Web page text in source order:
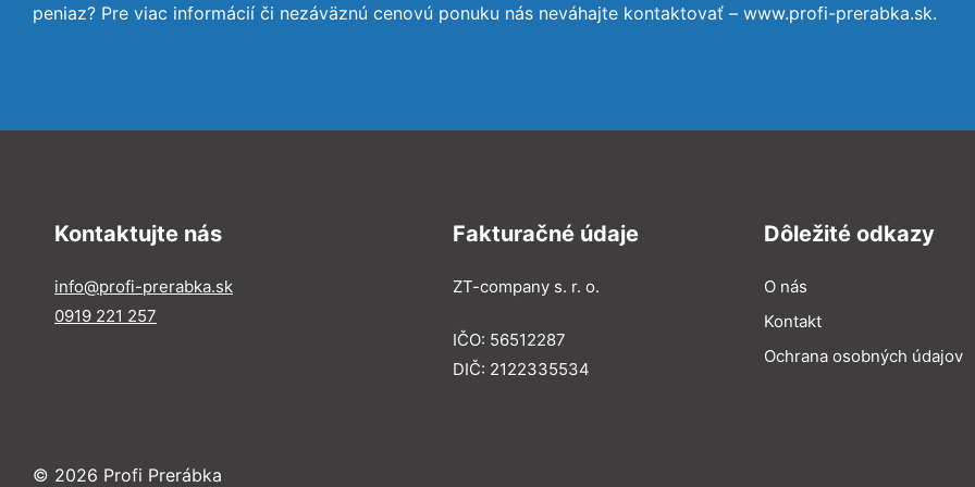
peniaz? Pre viac informácií či nezáväznú cenovú ponuku nás neváhajte kontaktovať – www.profi-prerabka.sk.
Kontaktujte nás
info@profi-prerabka.sk
0919 221 257
Fakturačné údaje
ZT-company s. r. o.
IČO: 56512287
DIČ: 2122335534
Dôležité odkazy
O nás
Kontakt
Ochrana osobných údajov
© 2026 Profi Prerábka